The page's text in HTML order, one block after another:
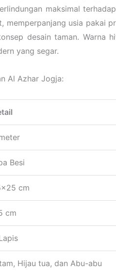
maksimal
usia pakai
desain taman. Warna
yang segar.
Al Azhar Jogja:
Besi
cm
cm
Hijau tua, dan Abu-abu